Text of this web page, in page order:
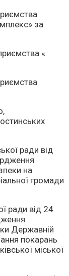
за
«
ради від
на
громади
ради від 24
Державній
покарань
міської